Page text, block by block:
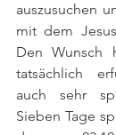
auszusuchen
mit dem
Den Wunsch
tatsächlich
auch sehr
Sieben Tage